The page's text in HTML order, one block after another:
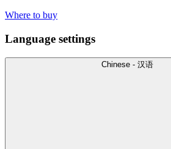
Where to buy
Language settings
Chinese - 汉语